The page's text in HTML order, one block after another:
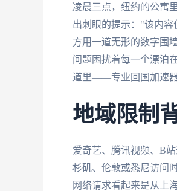
凌晨三点，纽约的公寓
出刺眼的提示："该内
方用一道无形的数字围
问题困扰着每一个漂泊
道里——专业回国加速器
地域限制
爱奇艺、腾讯视频、B
杉矶、伦敦或悉尼访问
网络请求看起来是从上